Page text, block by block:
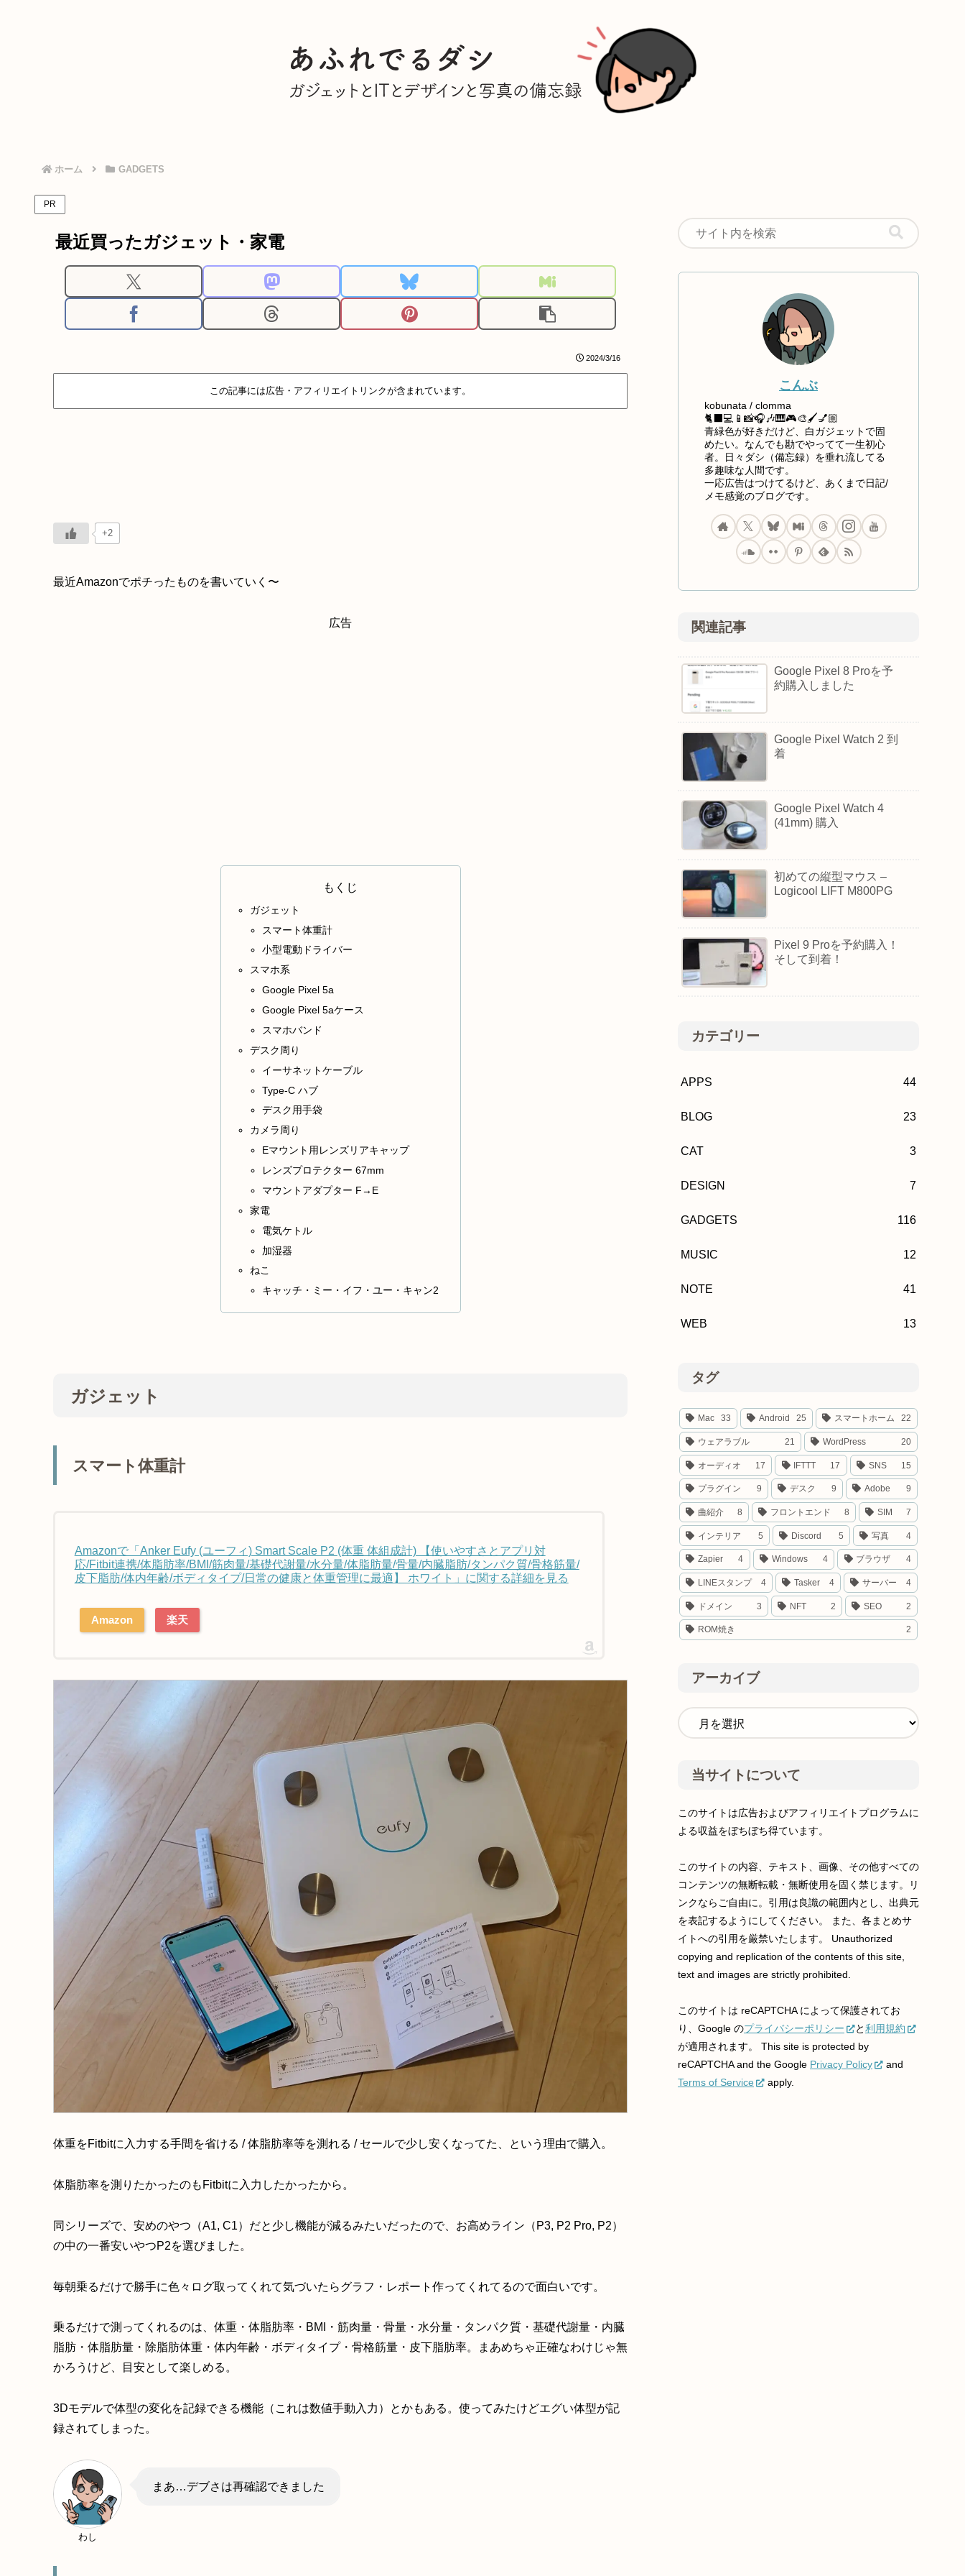
ホーム GADGETS
PR
最近買ったガジェット・家電
2024/3/16
この記事には広告・アフィリエイトリンクが含まれています。
+2
最近Amazonでポチったものを書いていく〜
広告
もくじ
ガジェット
スマート体重計
小型電動ドライバー
スマホ系
Google Pixel 5a
Google Pixel 5aケース
スマホバンド
デスク周り
イーサネットケーブル
Type-C ハブ
デスク用手袋
カメラ周り
Eマウント用レンズリアキャップ
レンズプロテクター 67mm
マウントアダプター F→E
家電
電気ケトル
加湿器
ねこ
キャッチ・ミー・イフ・ユー・キャン2
ガジェット
スマート体重計
Amazonで「Anker Eufy (ユーフィ) Smart Scale P2 (体重 体組成計) 【使いやすさとアプリ対
応/Fitbit連携/体脂肪率/BMI/筋肉量/基礎代謝量/水分量/体脂肪量/骨量/内臓脂肪/タンパク質/骨格筋量/
皮下脂肪/体内年齢/ボディタイプ/日常の健康と体重管理に最適】 ホワイト」に関する詳細を見る
Amazon 楽天
体重をFitbitに入力する手間を省ける / 体脂肪率等を測れる / セールで少し安くなってた、という理由で購入。
体脂肪率を測りたかったのもFitbitに入力したかったから。
同シリーズで、安めのやつ（A1, C1）だと少し機能が減るみたいだったので、お高めライン（P3, P2 Pro, P2）
の中の一番安いやつP2を選びました。
毎朝乗るだけで勝手に色々ログ取ってくれて気づいたらグラフ・レポート作ってくれてるので面白いです。
乗るだけで測ってくれるのは、体重・体脂肪率・BMI・筋肉量・骨量・水分量・タンパク質・基礎代謝量・内臓
脂肪・体脂肪量・除脂肪体重・体内年齢・ボディタイプ・骨格筋量・皮下脂肪率。まあめちゃ正確なわけじゃ無
かろうけど、目安として楽しめる。
3Dモデルで体型の変化を記録できる機能（これは数値手動入力）とかもある。使ってみたけどエグい体型が記
録されてしまった。
わし
まあ…デブさは再確認できました
こんぶ
kobunata / clomma
🐈‍⬛💻📱📸🎧🎶🎹🎮🎨🖌️💅🏼
青緑色が好きだけど、白ガジェットで固
めたい。なんでも勘でやってて一生初心
者。日々ダシ（備忘録）を垂れ流してる
多趣味な人間です。
一応広告はつけてるけど、あくまで日記/
メモ感覚のブログです。
関連記事
Google Pixel 8 Proを予
約購入しました
Google Pixel Watch 2 到
着
Google Pixel Watch 4
(41mm) 購入
初めての縦型マウス –
Logicool LIFT M800PG
Pixel 9 Proを予約購入！
そして到着！
カテゴリー
APPS 44
BLOG 23
CAT 3
DESIGN 7
GADGETS 116
MUSIC 12
NOTE 41
WEB 13
タグ
Mac 33 Android 25 スマートホーム 22
ウェアラブル 21 WordPress 20
オーディオ 17 IFTTT 17 SNS 15
プラグイン 9 デスク 9 Adobe 9
曲紹介 8 フロントエンド 8 SIM 7
インテリア 5 Discord 5 写真 4
Zapier 4 Windows 4 ブラウザ 4
LINEスタンプ 4 Tasker 4 サーバー 4
ドメイン 3 NFT 2 SEO 2
ROM焼き 2
アーカイブ
当サイトについて
このサイトは広告およびアフィリエイトプログラムに
よる収益をぼちぼち得ています。
このサイトの内容、テキスト、画像、その他すべての
コンテンツの無断転載・無断使用を固く禁じます。リ
ンクならご自由に。引用は良識の範囲内とし、出典元
を表記するようにしてください。 また、各まとめサ
イトへの引用を厳禁いたします。 Unauthorized
copying and replication of the contents of this site,
text and images are strictly prohibited.
このサイトは reCAPTCHA によって保護されてお
り、Google のプライバシーポリシー と利用規約
が適用されます。 This site is protected by
reCAPTCHA and the Google Privacy Policy
and
Terms of Service
apply.